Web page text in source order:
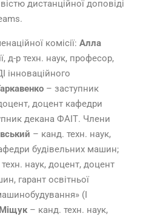
дистанційної доповіді
комісії: Алла
д-р техн. наук, професор,
інноваційного
– заступник
доцент кафедри
декана ФАІТ. Члени
– канд. техн. наук,
будівельних машин;
наук, доцент, доцент
гарант освітньої
(І
– канд. техн. наук,